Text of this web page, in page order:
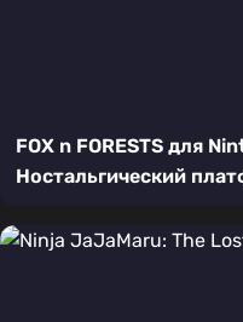
FOX n FORESTS для
Ностальгический